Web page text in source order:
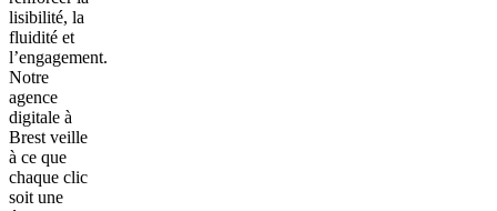
lisibilité, la
fluidité et
l’engagement.
Notre
agence
digitale à
Brest veille
à ce que
chaque clic
soit une